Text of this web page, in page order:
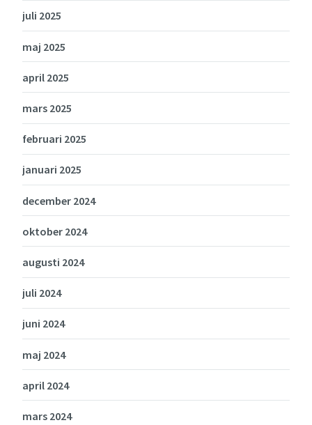
juli 2025
maj 2025
april 2025
mars 2025
februari 2025
januari 2025
december 2024
oktober 2024
augusti 2024
juli 2024
juni 2024
maj 2024
april 2024
mars 2024